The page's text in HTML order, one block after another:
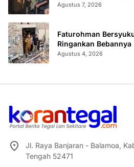
Agustus 7, 2026
Faturohman
Ringankan Bebannya
Agustus 4, 2026
Jl. Raya Banjaran - Balamoa,
Tengah 52471